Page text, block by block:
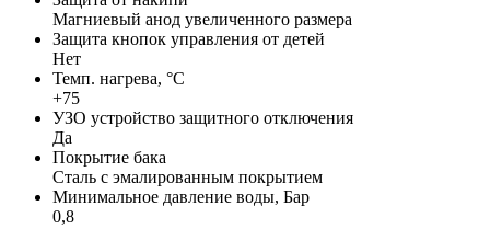
Магниевый анод увеличенного размера
Защита кнопок управления от детей
Нет
Темп. нагрева, °С
+75
УЗО устройство защитного отключения
Да
Покрытие бака
Сталь с эмалированным покрытием
Минимальное давление воды, Бар
0,8